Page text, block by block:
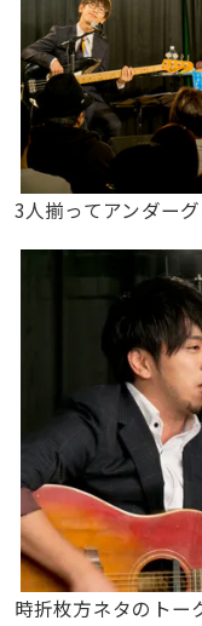
3人揃ってアンダーグ
時折枚方ネタのトー